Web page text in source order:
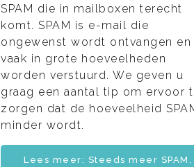
SPAM die in mailboxen terecht
komt. SPAM is e-mail die
ongewenst wordt ontvangen en
vaak in grote hoeveelheden
worden verstuurd. We geven u
graag een aantal tip om ervoor
zorgen dat de hoeveelheid
minder wordt.
Lees meer: Steeds meer SPAM,